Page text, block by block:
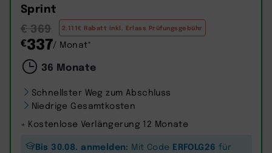
Sprint
€ 369
2.111€ Rabatt inkl. Erlass Prüfungsgebühr
€337/ Monat*
36 Monate
Schnellster Weg zum Abschluss
Niedrige Gesamtkosten
+ Kostenlose Verlängerung 12 Monate
Bis 30.08. anmelden: Mit Code ERFOLG26 für